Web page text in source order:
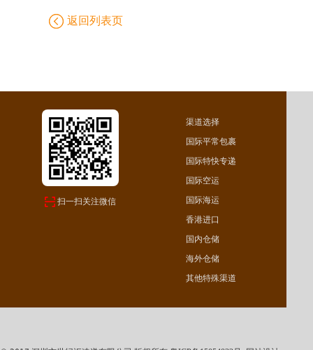
返回列表页
扫一扫关注微信
渠道选择
国际平常包裹
国际特快专递
国际空运
国际海运
香港进口
国内仓储
海外仓储
其他特殊渠道